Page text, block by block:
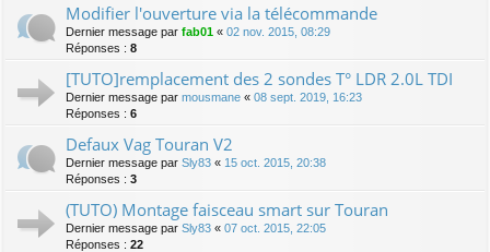
Modifier l'ouverture via la télécommande
Dernier message par fab01 « 02 nov. 2015, 08:29
Réponses : 8
[TUTO]remplacement des 2 sondes T° LDR 2.0L TDI
Dernier message par mousmane « 08 sept. 2019, 16:23
Réponses : 6
Defaux Vag Touran V2
Dernier message par Sly83 « 15 oct. 2015, 20:38
Réponses : 3
(TUTO) Montage faisceau smart sur Touran
Dernier message par Sly83 « 07 oct. 2015, 22:05
Réponses : 22